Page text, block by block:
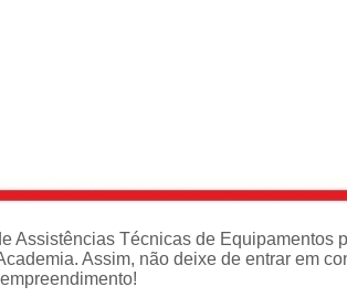
Assistências Técnicas de Equipamentos
Assim, não deixe de entrar em